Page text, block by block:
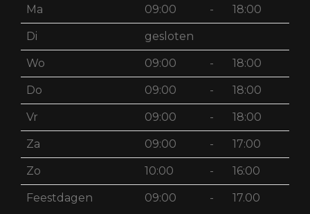
Ma 09:00 - 18:00
Di gesloten
Wo 09:00 - 18:00
Do 09:00 - 18:00
Vr 09:00 - 18:00
Za 09:00 - 17:00
Zo 10:00 - 16:00
Feestdagen 09:00 - 17.00